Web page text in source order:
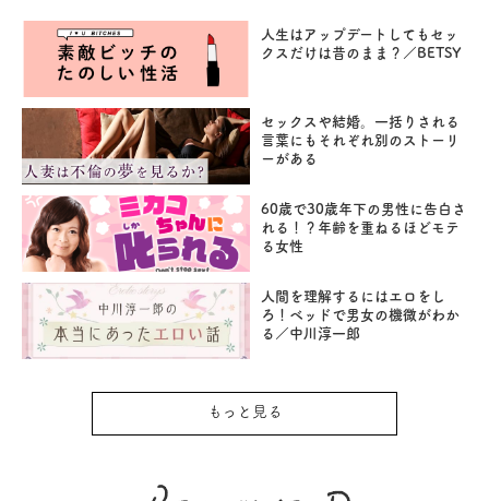
人生はアップデートしてもセッ
クスだけは昔のまま？／BETSY
セックスや結婚。一括りされる
言葉にもそれぞれ別のストーリ
ーがある
60歳で30歳年下の男性に告白さ
れる！？年齢を重ねるほどモテ
る女性
人間を理解するにはエロをし
ろ！ベッドで男女の機微がわか
る／中川淳一郎
もっと見る